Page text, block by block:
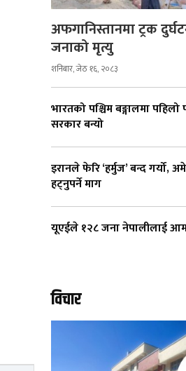
अफगानिस्तानमा ट्रक
जनाको मृत्यु
शनिबार, जेठ १६, २०८३
भारतको पश्चिम बङ्गालमा
सरकार बन्यो
इरानले फेरि ‘हर्मुज’ बन्द गर्यो,
हट्नुपर्ने माग
यूएईले १२८ जना नेपालीलाई
विचार